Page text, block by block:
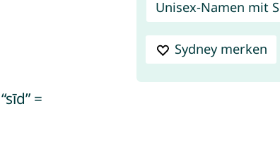
Unisex-Namen mit S
Sydney merken
=